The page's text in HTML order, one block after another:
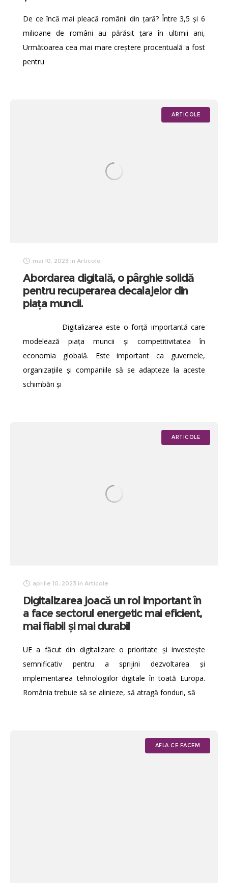
De ce încă mai pleacă românii din țară? Între 3,5 și 6
milioane de români au părăsit țara în ultimii ani,
Următoarea cea mai mare creștere procentuală a fost
pentru
ARTICOLE
mai 10, 2023 in Articole
Abordarea digitală, o pârghie solidă
pentru recuperarea decalajelor din
piața muncii.
Digitalizarea este o forță importantă care
modelează piaţa muncii şi competitivitatea în
economia globală. Este important ca guvernele,
organizaţiile şi companiile să se adapteze la aceste
schimbări şi
ARTICOLE
aprilie 10, 2023 in Articole
Digitalizarea joacă un rol important în
a face sectorul energetic mai eficient,
mai fiabil şi mai durabil
UE a făcut din digitalizare o prioritate și investește
semnificativ pentru a sprijini dezvoltarea și
implementarea tehnologiilor digitale în toată Europa.
România trebuie să se alinieze, să atragă fonduri, să
AFLA CE FACEM